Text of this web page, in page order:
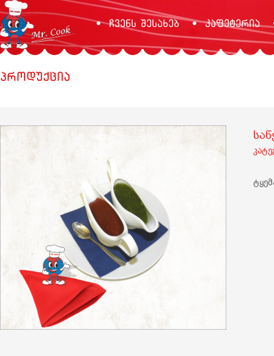
ჩვენს შესახებ კაფეტერია
პროდუქცია